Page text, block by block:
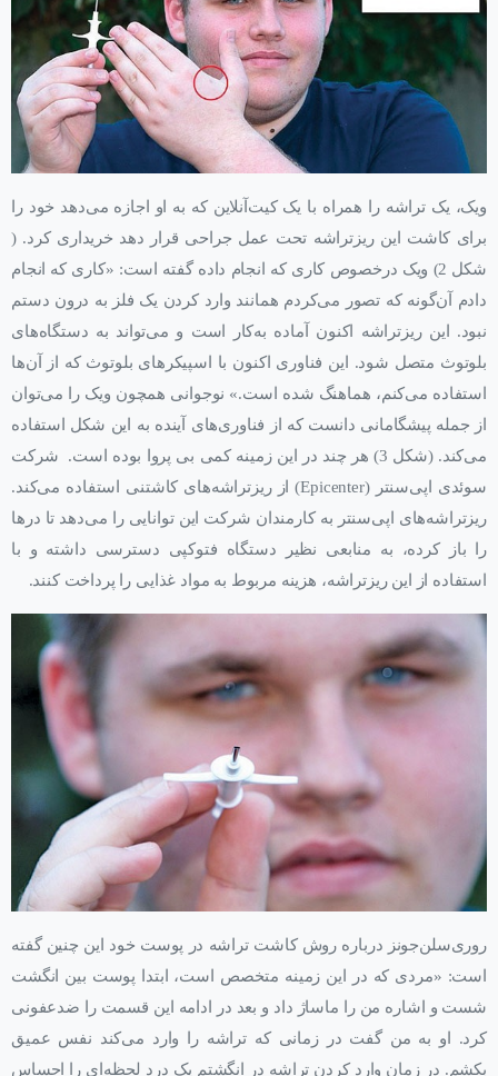
ویک، یک تراشه را همراه با یک کیت‌آنلاین که به او اجازه می‌دهد خود را
برای کاشت این ریزتراشه تحت عمل جراحی قرار دهد خریداری کرد. (
شکل 2) ویک درخصوص کاری که انجام داده گفته است: «کاری که انجام
دادم آن‌گونه که تصور می‌کردم همانند وارد کردن یک فلز به درون دستم
نبود. این ریزتراشه اکنون آماده به‌کار است و می‌تواند به دستگاه‌های
بلوتوث متصل شود. این فناوری اکنون با اسپیکرهای بلوتوث که از آن‌ها
استفاده می‌کنم، هماهنگ شده است.» نوجوانی همچون ویک را می‌توان
از جمله پیشگامانی دانست که از فناوری‌های آینده به این شکل استفاده
می‌کند. (شکل 3) هر چند در این زمینه کمی بی پروا بوده است. شرکت
سوئدی اپی‌سنتر (Epicenter) از ریزتراشه‌های کاشتنی استفاده می‌کند.
ریزتراشه‌های اپی‌سنتر به کارمندان‌ شرکت این توانایی را می‌دهد تا در‌ها
را باز کرده، به منابعی نظیر دستگاه فتوکپی دسترسی داشته و با
استفاده از این ریزتراشه، هزینه مربوط به مواد غذایی را پرداخت کنند.
روری‌سلن‌جونز درباره روش کاشت تراشه در پوست خود این چنین گفته
است: «مردی که در این زمینه متخصص است، ابتدا پوست بین انگشت
شست و اشاره من را ماساژ داد و بعد در ادامه این قسمت را ضدعفونی
کرد. او به من گفت در زمانی که تراشه را وارد می‌کند نفس عمیق
بکشم. در زمان وارد کردن تراشه در انگشتم یک درد لحظه‌ای را احساس